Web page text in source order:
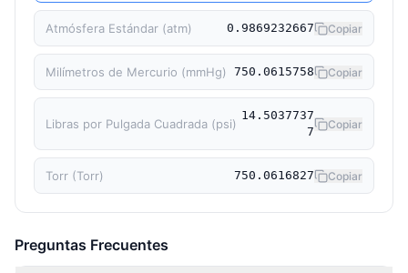
Atmósfera Estándar (atm) 0.9869232667 Copiar
Milímetros de Mercurio (mmHg) 750.0615758 Copiar
Libras por Pulgada Cuadrada (psi)
14.5037737
7
Copiar
Torr (Torr) 750.0616827 Copiar
Preguntas Frecuentes